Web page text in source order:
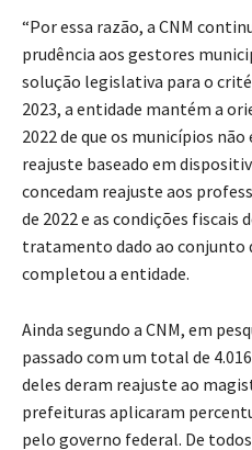
“Por essa razão, a CNM
prudência aos gestores
solução legislativa para o
2023, a entidade mantém a
2022 de que os municípios
reajuste baseado em
concedam reajuste aos
de 2022 e as condições fiscais
tratamento dado ao conjunto
completou a entidade.
Ainda segundo a CNM, em
passado com um total de
deles deram reajuste ao
prefeituras aplicaram
pelo governo federal. De